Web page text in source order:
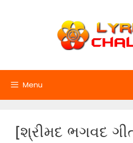
Menu
[શ્રીમદ ભગવદ